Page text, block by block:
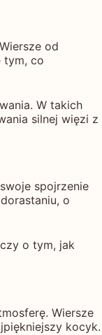
od
tym, co
W takich
silnej więzi z
spojrzenie
o
o tym, jak
Wiersze
kocyk.